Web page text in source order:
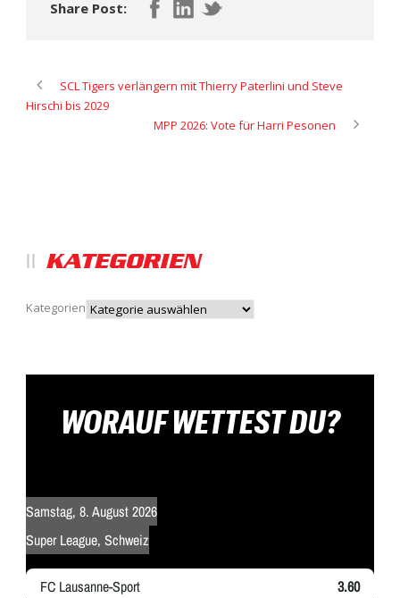
Share Post:
SCL Tigers verlängern mit Thierry Paterlini und Steve
Hirschi bis 2029
MPP 2026: Vote für Harri Pesonen
KATEGORIEN
Kategorien